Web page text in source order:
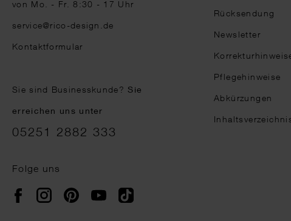
von Mo. - Fr. 8:30 - 17 Uhr
service@rico-design.de
Kontaktformular
Sie sind Businesskunde?Sie
erreichen uns unter
05251 2882 333
Folge uns
FacebookInstagramPinterestYouTubeTikTok
Rücksendung
Newsletter
Pflegehinweise
Abkürzungen